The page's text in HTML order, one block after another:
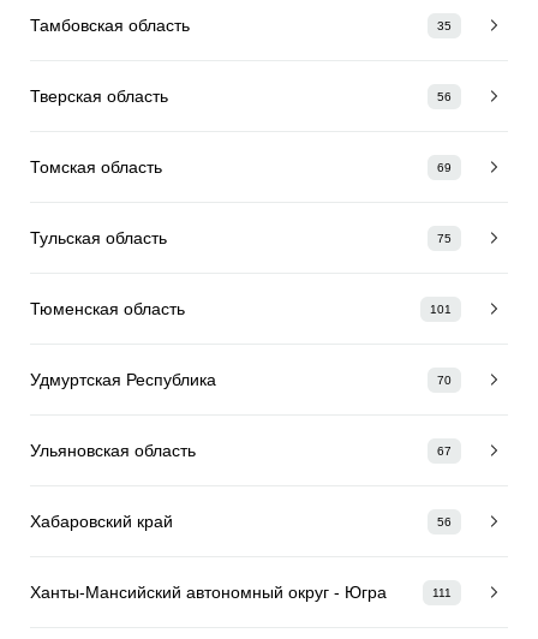
Тамбовская область 35
Тверская область 56
Томская область 69
Тульская область 75
Тюменская область 101
Удмуртская Республика 70
Ульяновская область 67
Хабаровский край 56
Ханты-Мансийский автономный округ - Югра 111